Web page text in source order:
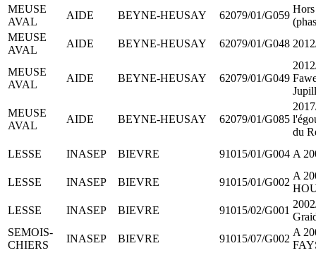
MEUSE
AVAL
AIDE BEYNE-HEUSAY 62079/01/G059
MEUSE
AVAL
AIDE BEYNE-HEUSAY 62079/01/G048
MEUSE
AVAL
AIDE BEYNE-HEUSAY 62079/01/G049
MEUSE
AVAL
AIDE BEYNE-HEUSAY 62079/01/G085
du
LESSE
INASEP BIEVRE 91015/01/G004 A
LESSE INASEP BIEVRE 91015/01/G002
A
LESSE
INASEP BIEVRE 91015/02/G001
SEMOIS-
CHIERS
INASEP BIEVRE 91015/07/G002
A